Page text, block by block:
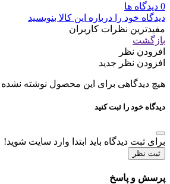
0 دیدگاه ها
دیدگاه خود را درباره این کالا بنویسید
مفیدترین نظرات کاربران
بازگشت
افزودن نظر
افزودن نظر جدید
هیچ دیدگاهی برای این محصول نوشته
دیدگاه خود را ثبت کنید
برای ثبت دیدگاه باید ابتدا وارد سایت شوید!
ثبت نظر
پرسش و پاسخ